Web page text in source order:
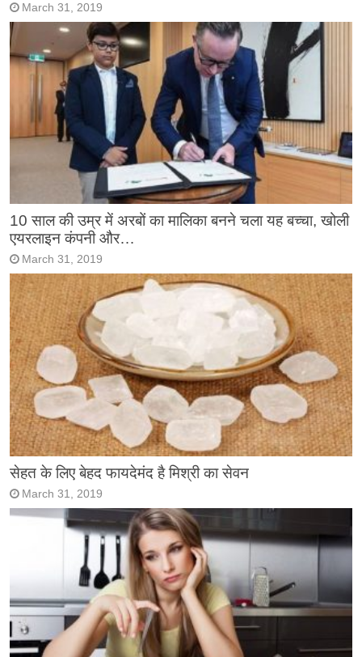
March 31, 2019
10 साल की उम्र में अरबों का मालिका बनने चला यह बच्चा, खोली
एयरलाइन कंपनी और…
March 31, 2019
सेहत के लिए बेहद फायदेमंद है मिश्री का सेवन
March 31, 2019